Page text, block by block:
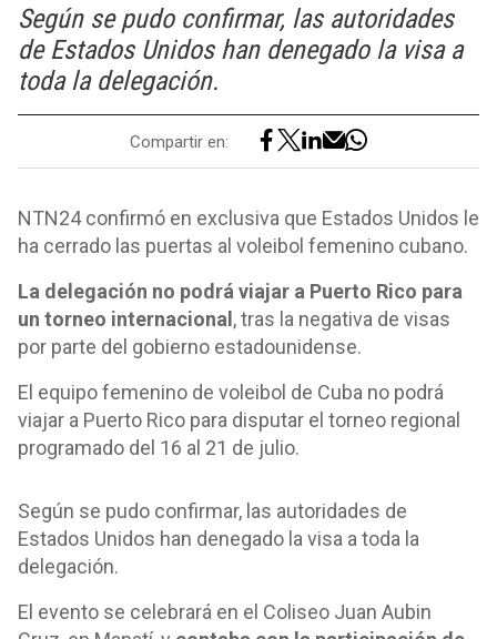
Según se pudo confirmar, las autoridades
de Estados Unidos han denegado la visa a
toda la delegación.
Compartir en:
NTN24 confirmó en exclusiva que Estados Unidos le
ha cerrado las puertas al voleibol femenino cubano.
La delegación no podrá viajar a Puerto Rico para
un torneo internacional , tras la negativa de visas
por parte del gobierno estadounidense.
El equipo femenino de voleibol de Cuba no podrá
viajar a Puerto Rico para disputar el torneo regional
programado del 16 al 21 de julio.
Según se pudo confirmar, las autoridades de
Estados Unidos han denegado la visa a toda la
delegación.
El evento se celebrará en el Coliseo Juan Aubin